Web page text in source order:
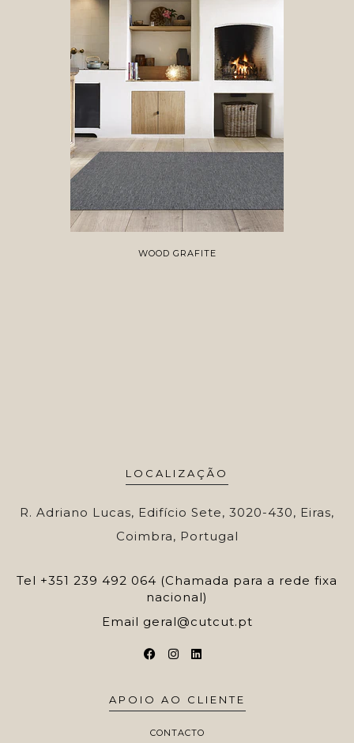
WOOD GRAFITE
LOCALIZAÇÃO
R. Adriano Lucas, Edifício Sete, 3020-430, Eiras,
Coimbra, Portugal
Tel +351 239 492 064 (Chamada para a rede fixa
nacional)
Email geral@cutcut.pt
APOIO AO CLIENTE
CONTACTO